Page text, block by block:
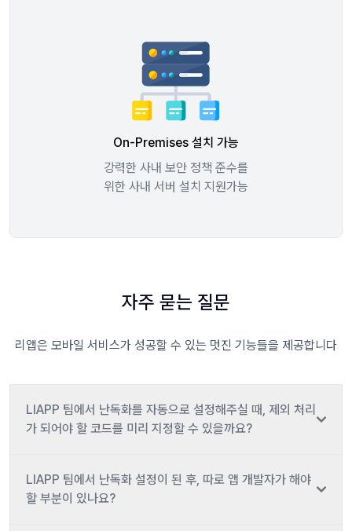
On-Premises 설치 가능
강력한 사내 보안 정책 준수를
위한 사내 서버 설치 지원가능
자주 묻는 질문
리앱은 모바일 서비스가 성공할 수 있는 멋진 기능들을 제공합니다
LIAPP 팀에서 난독화를 자동으로 설정해주실 때, 제외 처리
가 되어야 할 코드를 미리 지정할 수 있을까요?
LIAPP 팀에서 난독화 설정이 된 후, 따로 앱 개발자가 해야
할 부분이 있나요?